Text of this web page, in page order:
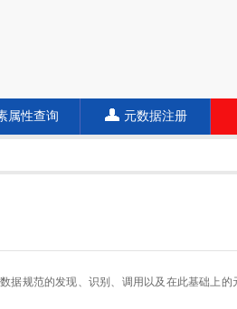
属性查询 元数据注册
据规范的发现、识别、调用以及在此基础上